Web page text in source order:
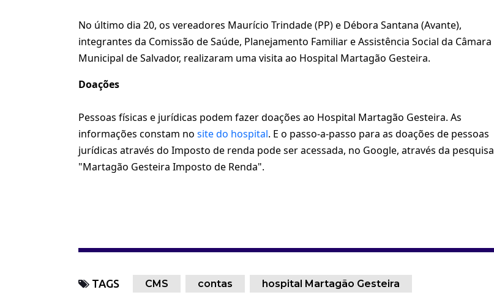
No último dia 20, os vereadores Maurício Trindade (PP) e Débora Santana (Avante),
integrantes da Comissão de Saúde, Planejamento Familiar e Assistência Social da Câmara
Municipal de Salvador, realizaram uma visita ao Hospital Martagão Gesteira.
Doações
Pessoas físicas e jurídicas podem fazer doações ao Hospital Martagão Gesteira. As
informações constam no site do hospital. E o passo-a-passo para as doações de pessoas
jurídicas através do Imposto de renda pode ser acessada, no Google, através da pesquisa
"Martagão Gesteira Imposto de Renda".
TAGS CMS contas hospital Martagão Gesteira